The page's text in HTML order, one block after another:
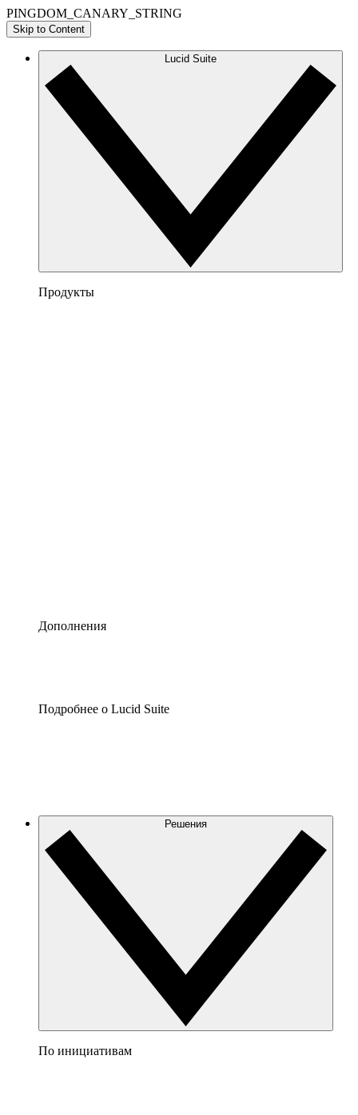
PINGDOM_CANARY_STRING
Skip to Content
Lucid Suite
Продукты
Дополнения
Подробнее о Lucid Suite
Решения
По инициативам